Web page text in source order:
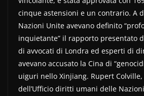
cinque astensioni e un contrario. A
Nazioni Unite avevano definito
inquietante” il rapporto presentato
di avvocati di Londra ed esperti di
avevano accusato la Cina di
uiguri nello Xinjiang. Rupert
dell’Ufficio diritti umani delle